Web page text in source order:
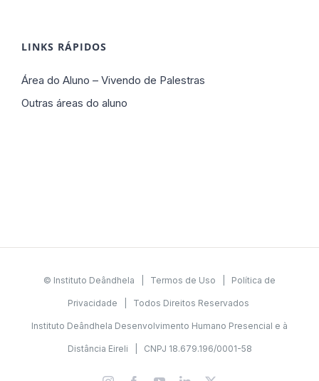
LINKS RÁPIDOS
Área do Aluno – Vivendo de Palestras
Outras áreas do aluno
© Instituto Deândhela | Termos de Uso Política de
Privacidade | Todos Direitos Reservados
Instituto Deândhela Desenvolvimento Humano Presencial e à
Distância Eireli | CNPJ 18.679.196/0001-58